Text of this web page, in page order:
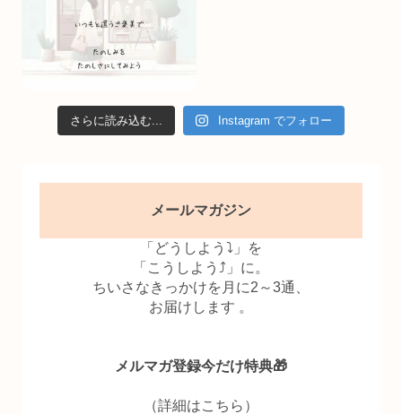
さらに読み込む... Instagram でフォロー
メールマガジン
「どうしよう⤵」を
「こうしよう⤴」に。
ちいさなきっかけを月に2～3通、
お届けします 。
メルマガ登録今だけ特典🎁
（詳細はこちら）